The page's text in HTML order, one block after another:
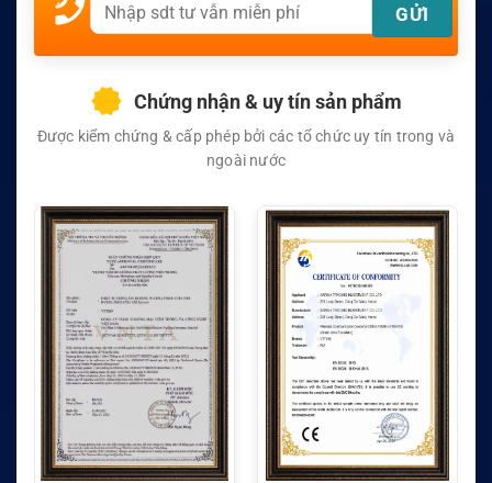
Chứng nhận & uy tín sản phẩm
Được kiểm chứng & cấp phép bởi các tổ chức uy tín trong và
ngoài nước